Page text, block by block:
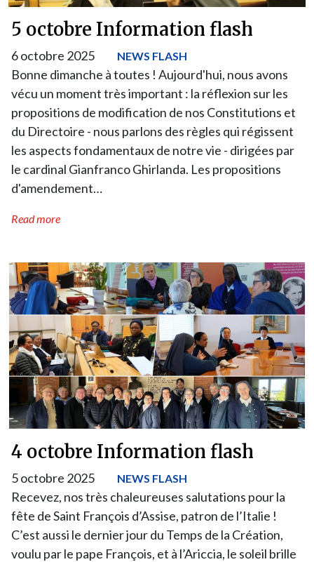
5 octobre Information flash
6 octobre 2025 NEWS FLASH
Bonne dimanche à toutes ! Aujourd'hui, nous avons
vécu un moment très important : la réflexion sur les
propositions de modification de nos Constitutions et
du Directoire - nous parlons des règles qui régissent
les aspects fondamentaux de notre vie - dirigées par
le cardinal Gianfranco Ghirlanda. Les propositions
d'amendement…
Read more
4 octobre Information flash
5 octobre 2025 NEWS FLASH
Recevez, nos très chaleureuses salutations pour la
fête de Saint François d’Assise, patron de l’Italie !
C’est aussi le dernier jour du Temps de la Création,
voulu par le pape François, et à l’Ariccia, le soleil brille